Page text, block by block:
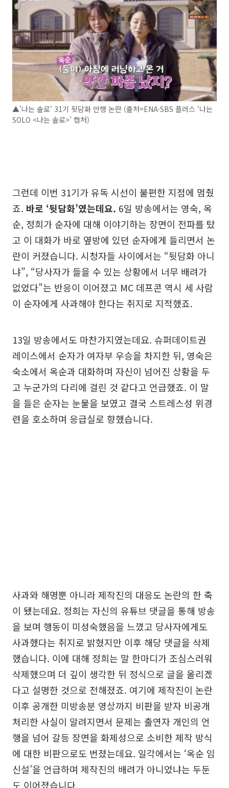
▲'나는 솔로' 31기 뒷담화 만행 논란 (출처=ENA·SBS 플러스 ‘나는
SOLO <나는 솔로>’ 캡처)
그런데 이번 31기가 유독 시선이 불편한 지점에 멈췄
죠. 바로 ‘뒷담화’였는데요. 6일 방송에서는 영숙, 옥
순, 정희가 순자에 대해 이야기하는 장면이 전파를 탔
고 이 대화가 바로 옆방에 있던 순자에게 들리면서 논
란이 커졌습니다. 시청자들 사이에서는 “뒷담화 아니
냐”, “당사자가 들을 수 있는 상황에서 너무 배려가
없었다”는 반응이 이어졌고 MC 데프콘 역시 세 사람
이 순자에게 사과해야 한다는 취지로 지적했죠.
13일 방송에서도 마찬가지였는데요. 슈퍼데이트권
레이스에서 순자가 여자부 우승을 차지한 뒤, 영숙은
숙소에서 옥순과 대화하며 자신이 넘어진 상황을 두
고 누군가의 다리에 걸린 것 같다고 언급했죠. 이 말
을 들은 순자는 눈물을 보였고 결국 스트레스성 위경
련을 호소하며 응급실로 향했습니다.
사과와 해명뿐 아니라 제작진의 대응도 논란의 한 축
이 됐는데요. 정희는 자신의 유튜브 댓글을 통해 방송
을 보며 행동이 미성숙했음을 느꼈고 당사자에게도
사과했다는 취지로 밝혔지만 이후 해당 댓글을 삭제
했습니다. 이에 대해 정희는 말 한마디가 조심스러워
삭제했으며 더 깊이 생각한 뒤 정식으로 글을 올리겠
다고 설명한 것으로 전해졌죠. 여기에 제작진이 논란
이후 공개한 미방송분 영상까지 비판을 받자 비공개
처리한 사실이 알려지면서 문제는 출연자 개인의 언
행을 넘어 갈등 장면을 화제성으로 소비한 제작 방식
에 대한 비판으로도 번졌는데요. 일각에서는 ‘옥순 임
신설’을 언급하며 제작진의 배려가 아니었냐는 두둔
도 이어졌습니다.